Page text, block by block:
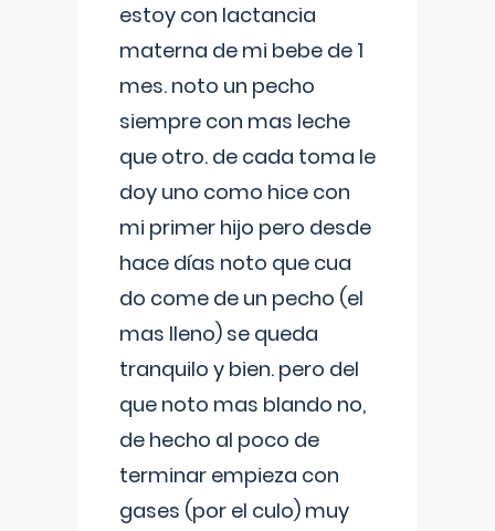
estoy con lactancia
materna de mi bebe de 1
mes. noto un pecho
siempre con mas leche
que otro. de cada toma le
doy uno como hice con
mi primer hijo pero desde
hace días noto que cua
do come de un pecho (el
mas lleno) se queda
tranquilo y bien. pero del
que noto mas blando no,
de hecho al poco de
terminar empieza con
gases (por el culo) muy